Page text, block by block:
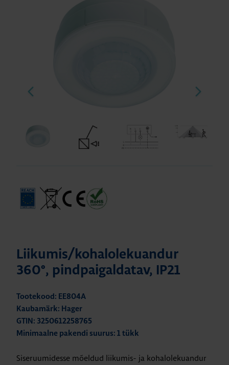
Liikumis/kohalolekuandur
360°, pindpaigaldatav, IP21
Tootekood: EE804A
Kaubamärk: Hager
GTIN: 3250612258765
Minimaalne pakendi suurus: 1 tükk
Siseruumidesse mõeldud liikumis- ja kohalolekuandur